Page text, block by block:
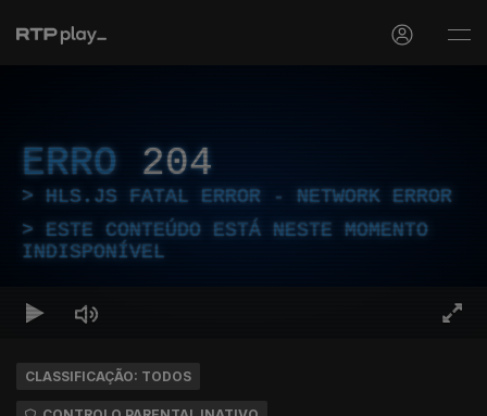
ERRO 204
HLS.JS FATAL ERROR - NETWORK ERROR
ESTE CONTEÚDO ESTÁ NESTE MOMENTO
INDISPONÍVEL
CLASSIFICAÇÃO: TODOS